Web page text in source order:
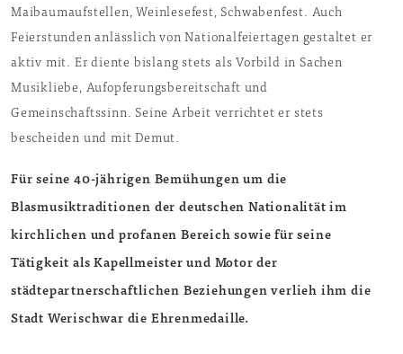
Maibaumaufstellen, Weinlesefest, Schwabenfest. Auch
Feierstunden anlässlich von Nationalfeiertagen gestaltet er
aktiv mit. Er diente bislang stets als Vorbild in Sachen
Musikliebe, Aufopferungsbereitschaft und
Gemeinschaftssinn. Seine Arbeit verrichtet er stets
bescheiden und mit Demut.
Für seine 40-jährigen Bemühungen um die
Blasmusiktraditionen der deutschen Nationalität im
kirchlichen und profanen Bereich sowie für seine
Tätigkeit als Kapellmeister und Motor der
städtepartnerschaftlichen Beziehungen verlieh ihm die
Stadt Werischwar die Ehrenmedaille.